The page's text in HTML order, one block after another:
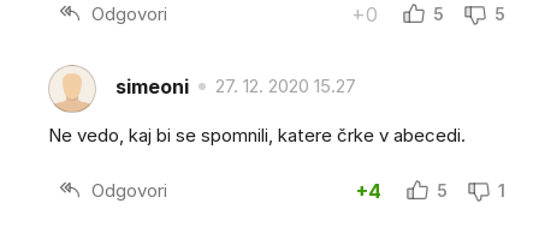
Odgovori +0 5 5
simeoni 27. 12. 2020 15.27
Ne vedo, kaj bi se spomnili, katere črke v abecedi.
Odgovori +4 5 1